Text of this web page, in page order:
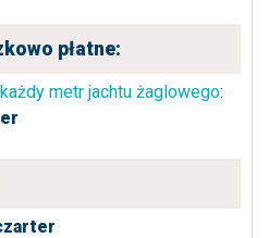
płatne:
metr jachtu żaglowego: